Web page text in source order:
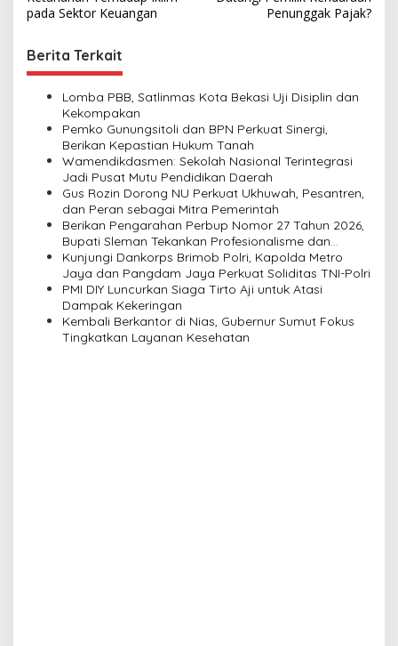
s
t
n
pada Sektor Keuangan
Penunggak Pajak?
Berita Terkait
Lomba PBB, Satlinmas Kota Bekasi Uji Disiplin dan
Kekompakan
Pemko Gunungsitoli dan BPN Perkuat Sinergi,
Berikan Kepastian Hukum Tanah
Wamendikdasmen: Sekolah Nasional Terintegrasi
Jadi Pusat Mutu Pendidikan Daerah
Gus Rozin Dorong NU Perkuat Ukhuwah, Pesantren,
dan Peran sebagai Mitra Pemerintah
Berikan Pengarahan Perbup Nomor 27 Tahun 2026,
Bupati Sleman Tekankan Profesionalisme dan
Pelayanan Masyarakat
Kunjungi Dankorps Brimob Polri, Kapolda Metro
Jaya dan Pangdam Jaya Perkuat Soliditas TNI-Polri
PMI DIY Luncurkan Siaga Tirto Aji untuk Atasi
Dampak Kekeringan
Kembali Berkantor di Nias, Gubernur Sumut Fokus
Tingkatkan Layanan Kesehatan